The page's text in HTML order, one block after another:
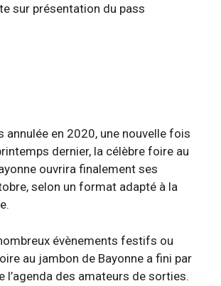
sur présentation du pass
annulée en 2020, une nouvelle fois
dernier, la célèbre foire au
ouvrira finalement ses
selon un format adapté à la
évènements festifs ou
au jambon de Bayonne a fini par
l’agenda des amateurs de sorties.